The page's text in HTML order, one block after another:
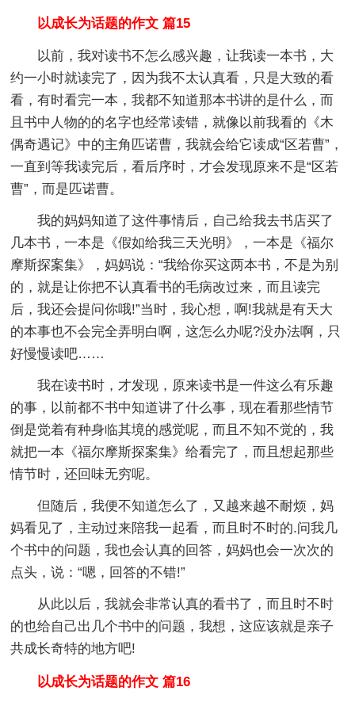
以成长为话题的作文 篇15
以前，我对读书不怎么感兴趣，让我读一本书，大
约一小时就读完了，因为我不太认真看，只是大致的看
看，有时看完一本，我都不知道那本书讲的是什么，而
且书中人物的的名字也经常读错，就像以前我看的《木
偶奇遇记》中的主角匹诺曹，我就会给它读成“区若曹”，
一直到等我读完后，看后序时，才会发现原来不是“区若
曹”，而是匹诺曹。
我的妈妈知道了这件事情后，自己给我去书店买了
几本书，一本是《假如给我三天光明》，一本是《福尔
摩斯探案集》，妈妈说：“我给你买这两本书，不是为别
的，就是让你把不认真看书的毛病改过来，而且读完
后，我还会提问你哦!”当时，我心想，啊!我就是有天大
的本事也不会完全弄明白啊，这怎么办呢?没办法啊，只
好慢慢读吧……
我在读书时，才发现，原来读书是一件这么有乐趣
的事，以前都不书中知道讲了什么事，现在看那些情节
倒是觉着有种身临其境的感觉呢，而且不知不觉的，我
就把一本《福尔摩斯探案集》给看完了，而且想起那些
情节时，还回味无穷呢。
但随后，我便不知道怎么了，又越来越不耐烦，妈
妈看见了，主动过来陪我一起看，而且时不时的.问我几
个书中的问题，我也会认真的回答，妈妈也会一次次的
点头，说：“嗯，回答的不错!”
从此以后，我就会非常认真的看书了，而且时不时
的也给自己出几个书中的问题，我想，这应该就是亲子
共成长奇特的地方吧!
以成长为话题的作文 篇16